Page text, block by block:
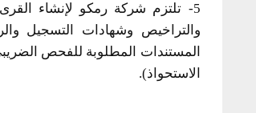
5- تلتزم شركة رمكو لإنشاء
والتراخيص وشهادات التسجيل
المستندات المطلوبة للفحص
الاستحواذ).